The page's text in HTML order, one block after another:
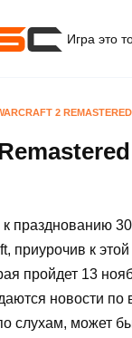
Игра это
2
к празднованию
приурочив к этой
пройдет 13
новости по
слухам, может